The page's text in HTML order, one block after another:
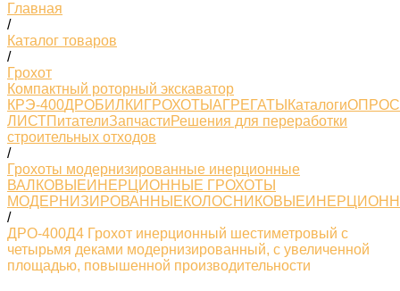
Главная
/
Каталог товаров
/
Грохот
Компактный роторный экскаватор
КРЭ-400ДРОБИЛКИ ГРОХОТЫ АГРЕГАТЫ Каталоги
ЛИСТПитателиЗапчастиРешения для переработки
строительных отходов
/
Грохоты модернизированные инерционные
ВАЛКОВЫЕИНЕРЦИОННЫЕ ГРОХОТЫ
МОДЕРНИЗИРОВАННЫЕКОЛОСНИКОВЫЕ
/
ДРО-400Д4 Грохот инерционный шестиметровый с
четырьмя деками модернизированный, с увеличенной
площадью, повышенной производительности